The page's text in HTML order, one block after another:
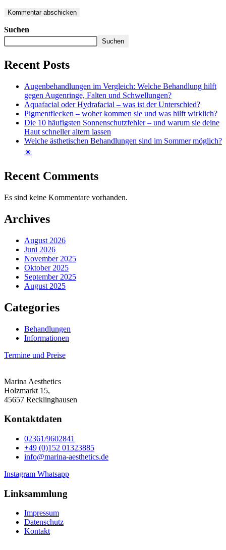
Suchen
Suchen
Recent Posts
Augenbehandlungen im Vergleich: Welche Behandlung hilft
gegen Augenringe, Falten und Schwellungen?
Aquafacial oder Hydrafacial – was ist der Unterschied?
Pigmentflecken – woher kommen sie und was hilft wirklich?
Die 10 häufigsten Sonnenschutzfehler – und warum sie deine
Haut schneller altern lassen
Welche ästhetischen Behandlungen sind im Sommer möglich?
☀️
Recent Comments
Es sind keine Kommentare vorhanden.
Archives
August 2026
Juni 2026
November 2025
Oktober 2025
September 2025
August 2025
Categories
Behandlungen
Informationen
Termine und Preise
Marina Aesthetics
Holzmarkt 15,
45657 Recklinghausen
Kontaktdaten
02361/9602841
+49 (0)152 01323885
info@marina-aesthetics.de
Instagram Whatsapp
Linksammlung
Impressum
Datenschutz
Kontakt